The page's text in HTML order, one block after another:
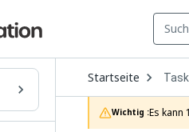
Startseite Open
to
choose
Wichtig :Es kann